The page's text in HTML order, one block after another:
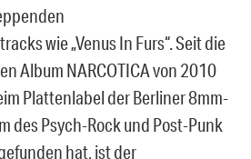
wie „Venus In Furs“. Seit die
Album NARCOTICA von 2010
Plattenlabel der Berliner 8mm-
des Psych-Rock und Post-Punk
hat, ist der